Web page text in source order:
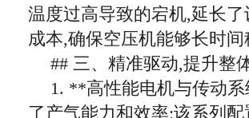
温度过高导致的宕机,延长
成本,确保空压机能够长时
## 三、精准驱动,提升整
1. **高性能电机与传动
了产气能力和效率;该系列